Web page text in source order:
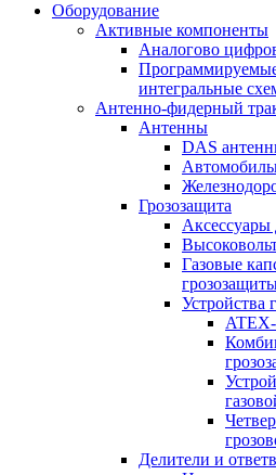
Оборудование
Активные компоненты
Аналогово
интегральные
Антенно-фидерный
Антенны
DAS
Грозозащита
Аксессуары
Газовые
Устройства
ATEX-
Делители и